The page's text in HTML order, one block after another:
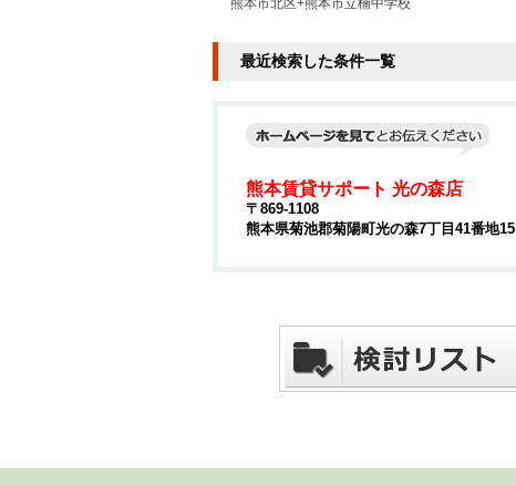
熊本市北区+熊本市立楠中学校
最近検索した条件一覧
熊本賃貸サポート 光の森店
〒869-1108
熊本県菊池郡菊陽町光の森7丁目41番地15